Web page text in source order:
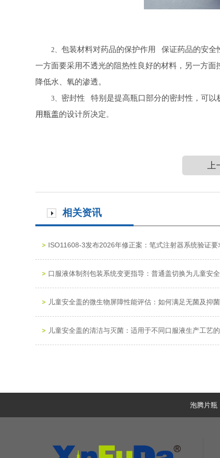
2、 包装材料对药品的保护作用
保证药品的安全
一方面要采用不透光的阻热性良好的材料，另一方
降低水、氧的渗透。
3、 密封性
特别是提高瓶口部分的密封性，可
用瓶盖的设计所决定。
上
相关资讯
ISO11608-3发布2026年修正案：笔式注射器系统验证要
口服液体制剂包装系统变更指导：普通盖切换为儿童安
儿童安全盖的微生物屏障性能评估：如何满足无菌及抑
儿童安全盖的清洁与灭菌：适用于不同口服液生产工艺
ISO 11608-1:2022新变化深度解读：针式注射系统（
儿童安全盖与口服液体制剂的相容性研究：可提取物与
泡腾片瓶